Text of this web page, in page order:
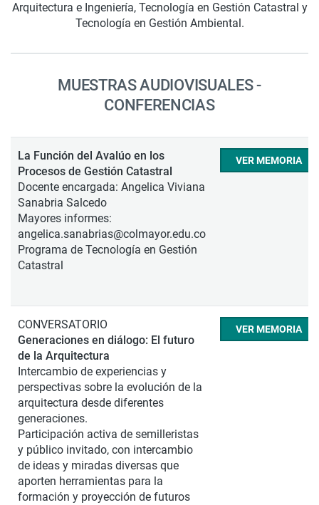
Arquitectura e Ingeniería, Tecnología en Gestión Catastral y
Tecnología en Gestión Ambiental.
MUESTRAS AUDIOVISUALES -
CONFERENCIAS
La Función del Avalúo en los
Procesos de Gestión Catastral
Docente encargada: Angelica Viviana
Sanabria Salcedo
Mayores informes:
angelica.sanabrias@colmayor.edu.co
Programa de Tecnología en Gestión
Catastral
VER MEMORIA
CONVERSATORIO
Generaciones en diálogo: El futuro
de la Arquitectura
Intercambio de experiencias y
perspectivas sobre la evolución de la
arquitectura desde diferentes
generaciones.
Participación activa de semilleristas
y público invitado, con intercambio
de ideas y miradas diversas que
aporten herramientas para la
formación y proyección de futuros
VER MEMORIA